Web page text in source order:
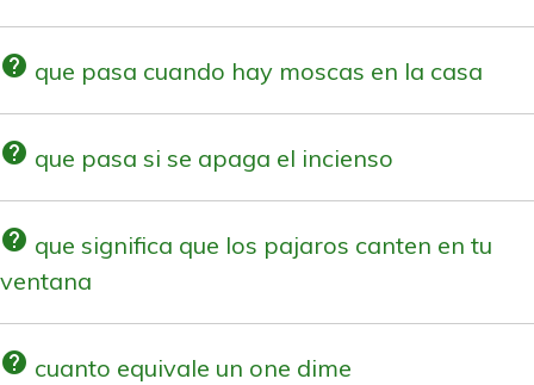
help que pasa cuando hay moscas en la casa
help que pasa si se apaga el incienso
help que significa que los pajaros canten en tu
ventana
help cuanto equivale un one dime